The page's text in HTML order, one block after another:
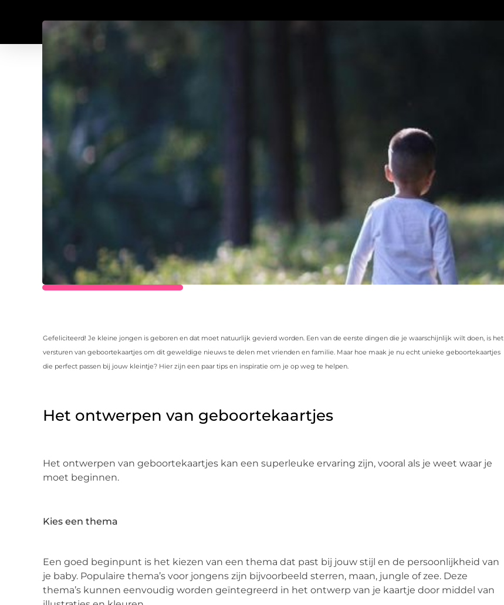
Gefeliciteerd! Je kleine jongen is geboren en dat moet natuurlijk gevierd worden. Een van de eerste dingen die je waarschijnlijk wilt doen, is het
versturen van geboortekaartjes om dit geweldige nieuws te delen met vrienden en familie. Maar hoe maak je nu echt unieke geboortekaartjes
die perfect passen bij jouw kleintje? Hier zijn een paar tips en inspiratie om je op weg te helpen.
Het ontwerpen van geboortekaartjes
Het ontwerpen van geboortekaartjes kan een superleuke ervaring zijn, vooral als je weet waar je
moet beginnen.
Kies een thema
Een goed beginpunt is het kiezen van een thema dat past bij jouw stijl en de persoonlijkheid van
je baby. Populaire thema’s voor jongens zijn bijvoorbeeld sterren, maan, jungle of zee. Deze
thema’s kunnen eenvoudig worden geïntegreerd in het ontwerp van je kaartje door middel van